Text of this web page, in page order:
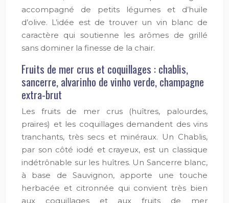
accompagné de petits légumes et d’huile
d’olive. L’idée est de trouver un vin blanc de
caractère qui soutienne les arômes de grillé
sans dominer la finesse de la chair.
Fruits de mer crus et coquillages : chablis,
sancerre, alvarinho de vinho verde, champagne
extra-brut
Les fruits de mer crus (huîtres, palourdes,
praires) et les coquillages demandent des vins
tranchants, très secs et minéraux. Un Chablis,
par son côté iodé et crayeux, est un classique
indétrônable sur les huîtres. Un Sancerre blanc,
à base de Sauvignon, apporte une touche
herbacée et citronnée qui convient très bien
aux coquillages et aux fruits de mer